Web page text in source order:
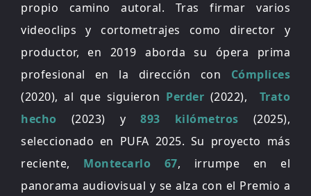
propio camino autoral. Tras firmar varios
videoclips y cortometrajes como director y
productor, en 2019 aborda su ópera prima
profesional en la dirección con Cómplices
(2020), al que siguieron Perder (2022), Trato
hecho (2023) y 893 kilómetros (2025),
seleccionado en PUFA 2025. Su proyecto más
reciente, Montecarlo 67, irrumpe en el
panorama audiovisual y se alza con el Premio a